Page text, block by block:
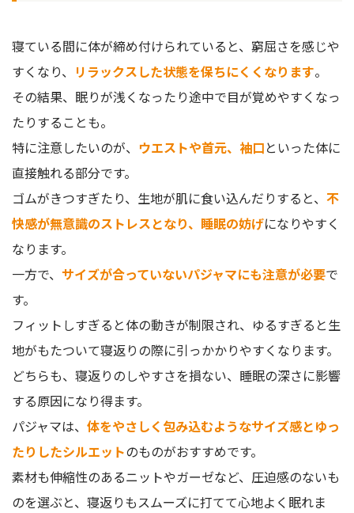
寝ている間に体が締め付けられていると、窮屈さを感じや
すくなり、 リラックスした状態を保ちにくくなります。
その結果、眠りが浅くなったり途中で目が覚めやすくなっ
たりすることも。
特に注意したいのが、 ウエストや首元、袖口といった体に
直接触れる部分です。
ゴムがきつすぎたり、生地が肌に食い込んだりすると、 不
快感が無意識のストレスとなり、睡眠の妨げになりやすく
なります。
一方で、 サイズが合っていないパジャマにも注意が必要で
す。
フィットしすぎると体の動きが制限され、ゆるすぎると生
地がもたついて寝返りの際に引っかかりやすくなります。
どちらも、寝返りのしやすさを損ない、睡眠の深さに影響
する原因になり得ます。
パジャマは、 体をやさしく包み込むようなサイズ感とゆっ
たりしたシルエットのものがおすすめです。
素材も伸縮性のあるニットやガーゼなど、圧迫感のないも
のを選ぶと、寝返りもスムーズに打てて心地よく眠れま